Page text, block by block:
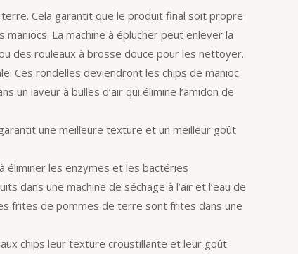
Cela garantit que le produit final soit propre
La machine à éplucher peut enlever la
des rouleaux à brosse douce pour les nettoyer.
Ces rondelles deviendront les chips de manioc.
un laveur à bulles d’air qui élimine l’amidon de
une meilleure texture et un meilleur goût
éliminer les enzymes et les bactéries
dans une machine de séchage à l’air et l’eau de
frites de pommes de terre sont frites dans une
chips leur texture croustillante et leur goût